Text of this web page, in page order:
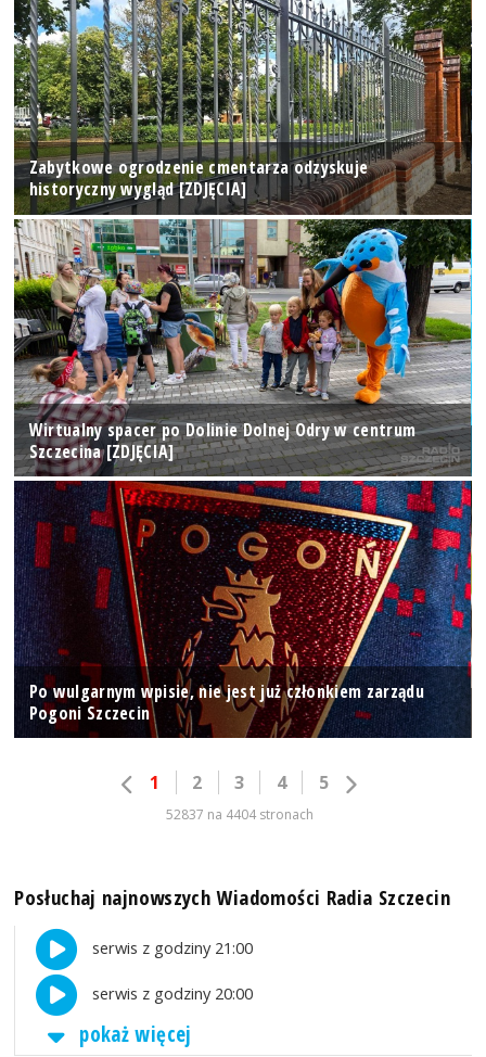
Zabytkowe ogrodzenie cmentarza odzyskuje
historyczny wygląd [ZDJĘCIA]
Wirtualny spacer po Dolinie Dolnej Odry w centrum
Szczecina [ZDJĘCIA]
Po wulgarnym wpisie, nie jest już członkiem zarządu
Pogoni Szczecin
1 2 3 4 5
52837 na 4404 stronach
Posłuchaj najnowszych Wiadomości Radia Szczecin
serwis z godziny 21:00
serwis z godziny 20:00
pokaż więcej